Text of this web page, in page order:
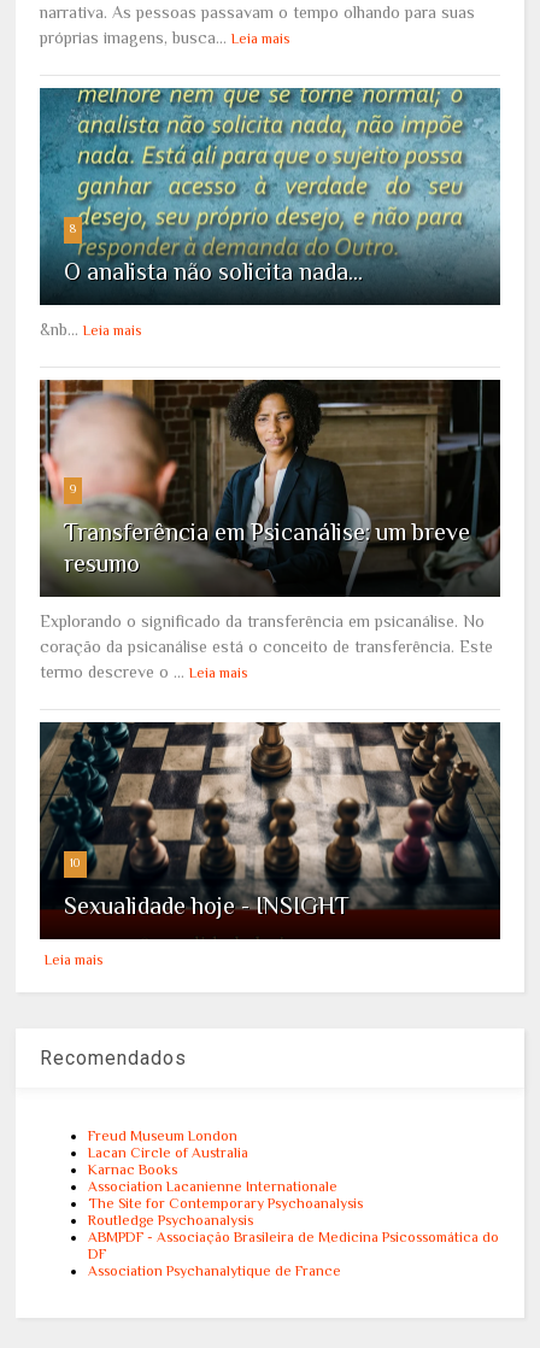
narrativa. As pessoas passavam o tempo olhando para suas
próprias imagens, busca... Leia mais
8
O analista não solicita nada...
&nb... Leia mais
9
Transferência em Psicanálise: um breve
resumo
Explorando o significado da transferência em psicanálise. No
coração da psicanálise está o conceito de transferência. Este
termo descreve o ... Leia mais
10
Sexualidade hoje - INSIGHT
Leia mais
Recomendados
Freud Museum London
Lacan Circle of Australia
Karnac Books
Association Lacanienne Internationale
The Site for Contemporary Psychoanalysis
Routledge Psychoanalysis
ABMPDF - Associação Brasileira de Medicina Psicossomática do
DF
Association Psychanalytique de France